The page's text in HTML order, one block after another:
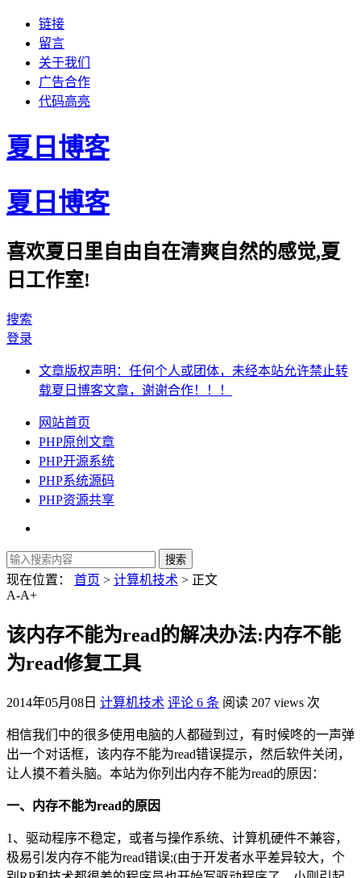
链接
留言
关于我们
广告合作
代码高亮
夏日博客
夏日博客
喜欢夏日里自由自在清爽自然的感觉,夏
日工作室!
搜索
登录
文章版权声明：任何个人或团体，未经本站允许禁止转
载夏日博客文章，谢谢合作！！！
网站首页
PHP原创文章
PHP开源系统
PHP系统源码
PHP资源共享
现在位置： 首页 > 计算机技术 > 正文
A-A+
该内存不能为read的解决办法:内存不能
为read修复工具
2014年05月08日 计算机技术 评论 6 条 阅读 207 views 次
相信我们中的很多使用电脑的人都碰到过，有时候咚的一声弹
出一个对话框，该内存不能为read错误提示，然后软件关闭，
让人摸不着头脑。本站为你列出内存不能为read的原因：
一、内存不能为read的原因
1、驱动程序不稳定，或者与操作系统、计算机硬件不兼容，
极易引发内存不能为read错误;(由于开发者水平差异较大，个